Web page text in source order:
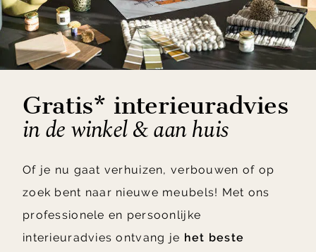
Gratis* interieuradvies
in de winkel & aan huis
Of je nu gaat verhuizen, verbouwen of op
zoek bent naar nieuwe meubels! Met ons
professionele en persoonlijke
interieuradvies ontvang je het beste